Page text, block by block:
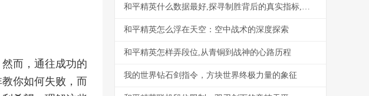
而，通往成功的
你如何失败，而
和平精英什么数据最好,探寻制胜背后的真实指标,副标题为数据背后的王者密码
和平精英怎么浮在天空：空中战术的深度探索
和平精英怎样弄段位,从青铜到战神的心路历程
我的世界钻石剑指令，方块世界终极力量的象征